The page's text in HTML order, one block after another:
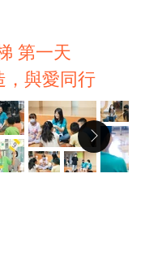
第一天
，與愛同行